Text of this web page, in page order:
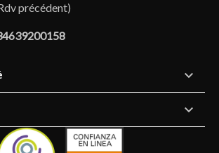
précédent)

